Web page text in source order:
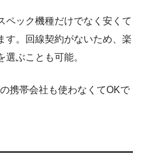
ペック機種だけでなく安くて
す。回線契約がないため、楽
ぶことも可能。
携帯会社も使わなくてOKで